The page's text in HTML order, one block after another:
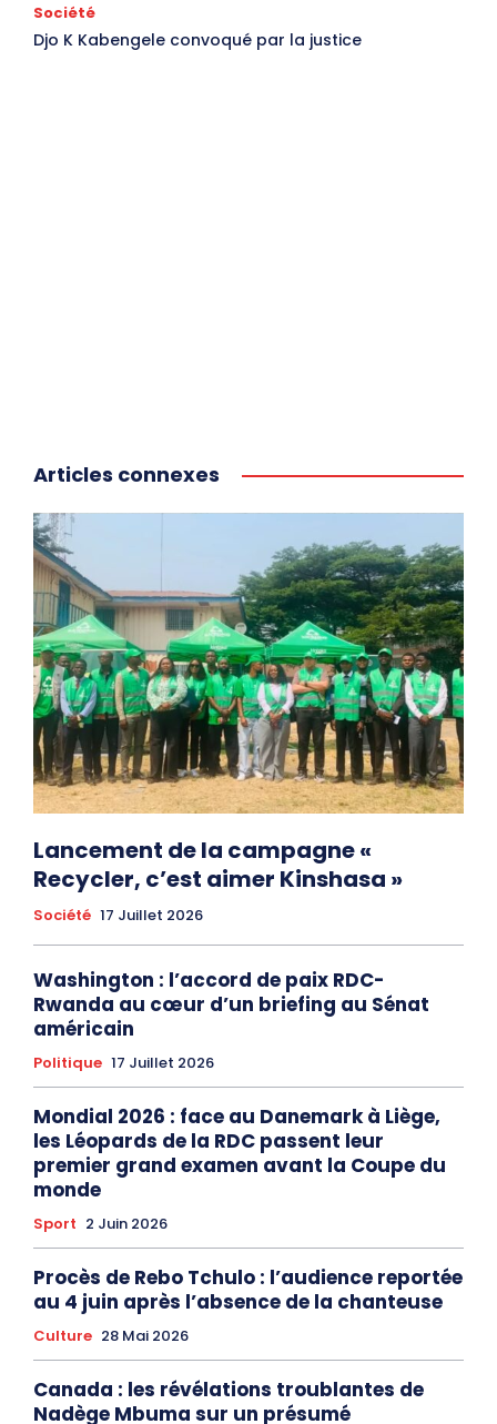
Société
Djo K Kabengele convoqué par la justice
Articles connexes
Lancement de la campagne «
Recycler, c’est aimer Kinshasa »
Société 17 Juillet 2026
Washington : l’accord de paix RDC-
Rwanda au cœur d’un briefing au Sénat
américain
Politique 17 Juillet 2026
Mondial 2026 : face au Danemark à Liège,
les Léopards de la RDC passent leur
premier grand examen avant la Coupe du
monde
Sport 2 Juin 2026
Procès de Rebo Tchulo : l’audience reportée
au 4 juin après l’absence de la chanteuse
Culture 28 Mai 2026
Canada : les révélations troublantes de
Nadège Mbuma sur un présumé